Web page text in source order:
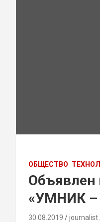
ОБЩЕСТВО
Объявлен
«УМНИК –
30.08.2019 journalist